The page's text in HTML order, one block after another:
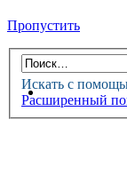
Пропустить
Искать с
Расширенный
НОВАЯ